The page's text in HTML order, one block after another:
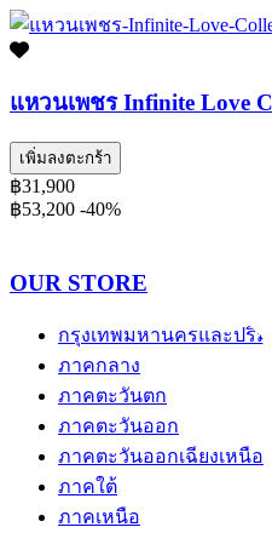
แหวนเพชร Infinite Love
เพิ่มลงตะกร้า
฿31,900
฿53,200 -40%
OUR STORE
กรุงเทพมหานครและปริ
ภาคกลาง
ภาคตะวันตก
ภาคตะวันออก
ภาคตะวันออกเฉียงเหนือ
ภาคใต้
ภาคเหนือ